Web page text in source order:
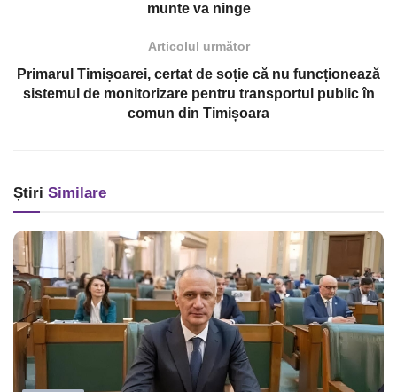
munte va ninge
Articolul următor
Primarul Timișoarei, certat de soție că nu funcționează
sistemul de monitorizare pentru transportul public în
comun din Timișoara
Știri Similare